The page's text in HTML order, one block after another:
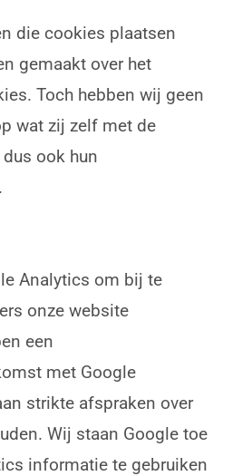
die cookies plaatsen
gemaakt over het
Toch hebben wij geen
wat zij zelf met de
ook hun
Analytics om bij te
onze website
een
met Google
strikte afspraken over
Wij staan Google toe
informatie te gebruiken